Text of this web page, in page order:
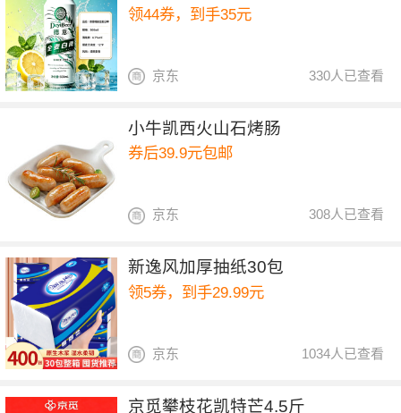
领44券，到手35元
330人已查看
京东
小牛凯西火山石烤肠
券后39.9元包邮
308人已查看
京东
新逸风加厚抽纸30包
领5券，到手29.99元
1034人已查看
京东
京觅攀枝花凯特芒4.5斤